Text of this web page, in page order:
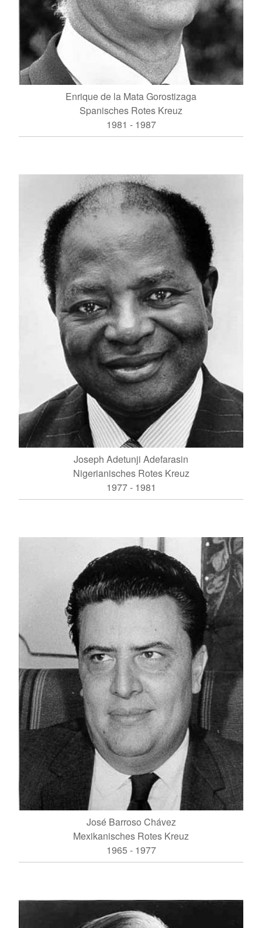
Enrique de la Mata Gorostizaga
Spanisches Rotes Kreuz
1981 - 1987
Joseph Adetunji Adefarasin
Nigerianisches Rotes Kreuz
1977 - 1981
José Barroso Chávez
Mexikanisches Rotes Kreuz
1965 - 1977